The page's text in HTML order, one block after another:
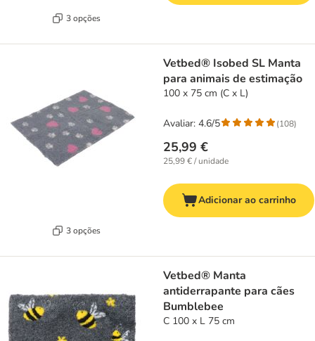
3 opções
3 opções
Vetbed® Isobed SL Manta
para animais de estimação
100 x 75 cm (C x L)
25,99 €
25,99 € / unidade
Avaliar: 4.6/5 (108)
Adicionar ao carrinho
Vetbed® Manta
antiderrapante para cães
Bumblebee
C 100 x L 75 cm